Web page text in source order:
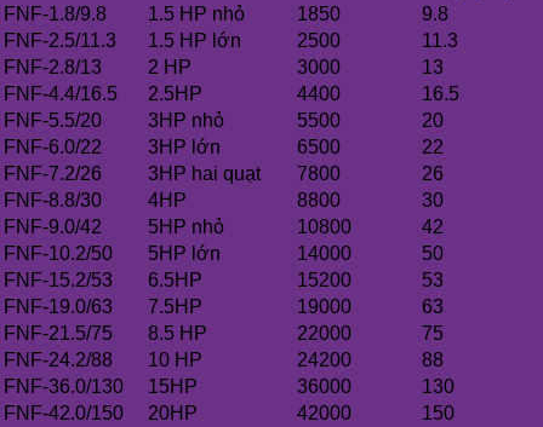
FNF-1.8/9.8
1.5 HP nhỏ 1850
9.8
FNF-2.5/11.3
1.5 HP lớn 2500
11.3
FNF-2.8/13
2 HP 3000
13
FNF-4.4/16.5
2.5HP 4400
16.5
FNF-5.5/20
3HP nhỏ 5500
20
FNF-6.0/22
3HP lớn 6500
22
FNF-7.2/26
3HP hai quạt 7800
26
FNF-8.8/30
4HP 8800
30
FNF-9.0/42
5HP nhỏ 10800
42
FNF-10.2/50
5HP lớn 14000
50
FNF-15.2/53
6.5HP 15200
53
FNF-19.0/63
7.5HP 19000
63
FNF-21.5/75
8.5 HP 22000
75
FNF-24.2/88
10 HP 24200
88
FNF-36.0/130
15HP 36000
130
FNF-42.0/150
20HP 42000 150